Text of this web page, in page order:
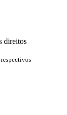
direitos
respectivos